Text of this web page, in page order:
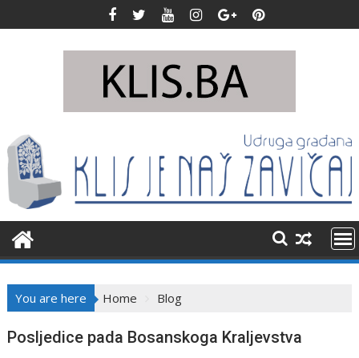
to
You are here Home Blog
Blog
Posljedice pada Bosanskoga Kraljevstva